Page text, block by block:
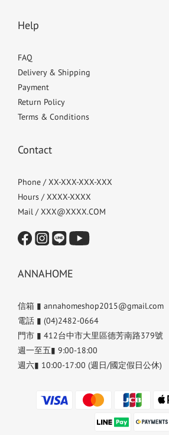
Help
FAQ
Delivery & Shipping
Payment
Return Policy
Terms & Conditions
Contact
Phone / XX-XXX-XXX-XXX
Hours / XXXX-XXXX
Mail / XXX@XXXX.COM
ANNAHOME
信箱 ▮ annahomeshop2015@gmail.com
電話 ▮ (04)2482-0664
門市 ▮ 412台中市大里區德芳南路379號
週一至五▮ 9:00-18:00
週六▮ 10:00-17:00 (週日/國定假日公休)